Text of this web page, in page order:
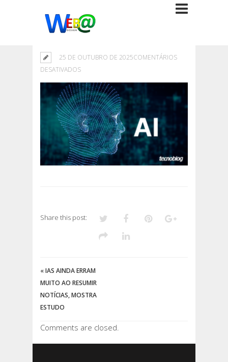
25 DE OUTUBRO DE 2025COMENTÁRIOS
DESATIVADOSEM
Share this post:
«IAS AINDA ERRAM
MUITO AO RESUMIR
NOTÍCIAS, MOSTRA
ESTUDO
Comments are closed.